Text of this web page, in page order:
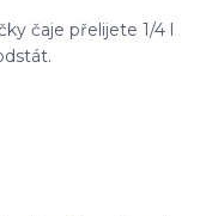
čaje přelijete 1/4 l